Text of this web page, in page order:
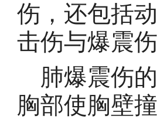
伤，还包括
击伤与爆
肺爆震伤
胸部使胸壁